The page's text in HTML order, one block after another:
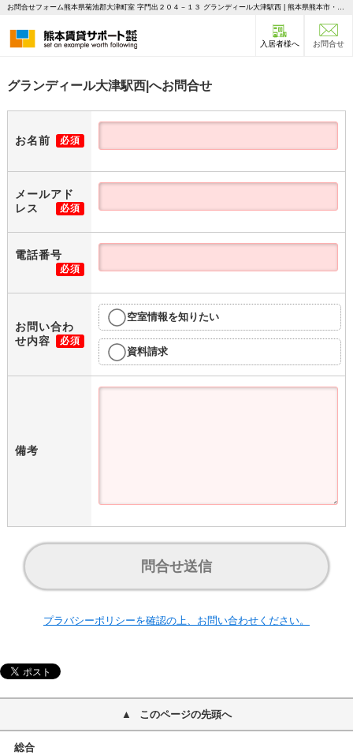
お問合せフォーム熊本県菊池郡大津町室 字門出２０４－１３ グランディール大津駅西 | 熊本県熊本市・光の森・菊陽町の不動産のことならピタットハウス 熊本賃貸サポート
入居者様へ お問合せ
グランディール大津駅西|へお問合せ
お名前 必須
メールアド
レス
必須
電話番号
必須
お問い合わ
せ内容
必須
空室情報を知りたい
資料請求
備考
問合せ送信
プラバシーポリシーを確認の上、お問い合わせください。
このページの先頭へ
総合